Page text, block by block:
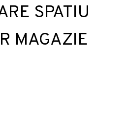
SPATIU
MAGAZIE